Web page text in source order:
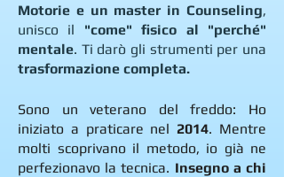
Motorie e un master in Counseling,
unisco il "come" fisico al "perché"
mentale. Ti darò gli strumenti per una
trasformazione completa.
Sono un veterano del freddo: Ho
iniziato a praticare nel 2014. Mentre
molti scoprivano il metodo, io già ne
perfezionavo la tecnica. Insegno a chi